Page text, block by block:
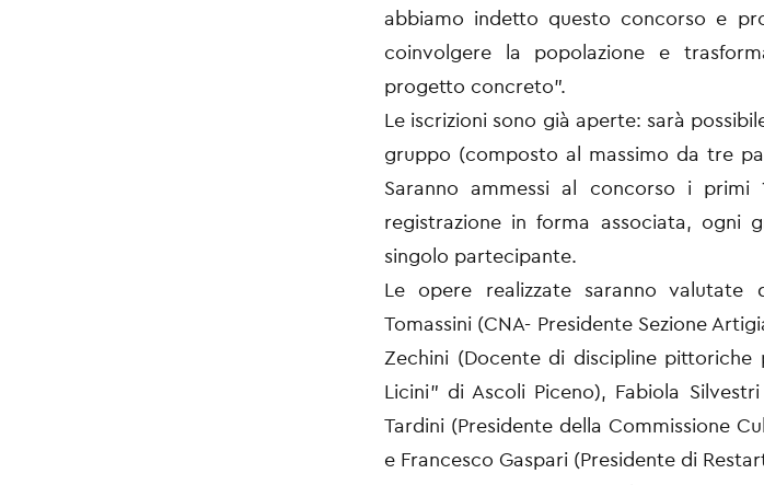
abbiamo indetto questo concorso e
coinvolgere la popolazione e
progetto concreto”.
Le iscrizioni sono già aperte: sarà
gruppo (composto al massimo da tre
Saranno ammessi al concorso i
registrazione in forma associata, ogni
singolo partecipante.
Le opere realizzate saranno
Tomassini (CNA- Presidente Sezione
Zechini (Docente di discipline
Licini" di Ascoli Piceno), Fabiola
Tardini (Presidente della Commissione
e Francesco Gaspari (Presidente di